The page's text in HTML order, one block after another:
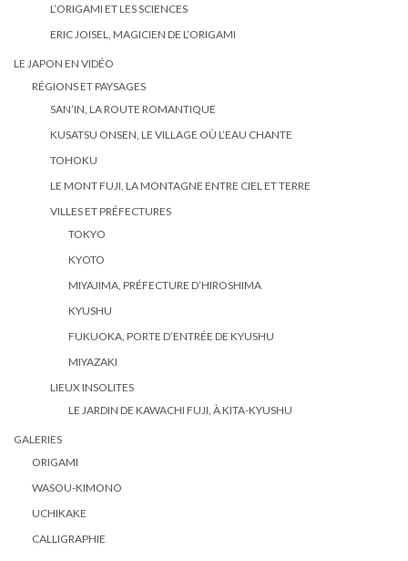
L’ORIGAMI ET LES SCIENCES
ERIC JOISEL, MAGICIEN DE L’ORIGAMI
LE JAPON EN VIDÉO
RÉGIONS ET PAYSAGES
SAN’IN, LA ROUTE ROMANTIQUE
KUSATSU ONSEN, LE VILLAGE OÙ L’EAU CHANTE
TOHOKU
LE MONT FUJI, LA MONTAGNE ENTRE CIEL ET TERRE
VILLES ET PRÉFECTURES
TOKYO
KYOTO
MIYAJIMA, PRÉFECTURE D’HIROSHIMA
KYUSHU
FUKUOKA, PORTE D’ENTRÉE DE KYUSHU
MIYAZAKI
LIEUX INSOLITES
LE JARDIN DE KAWACHI FUJI, À KITA-KYUSHU
GALERIES
ORIGAMI
WASOU-KIMONO
UCHIKAKE
CALLIGRAPHIE